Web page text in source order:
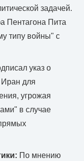
задачей.
Пентагона Пита
типу войны" с
указ о
для
угрожая
в случае
По мнению